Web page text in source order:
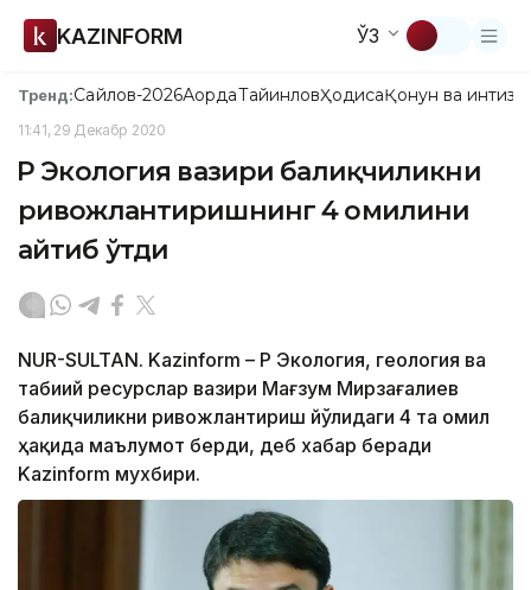
KAZINFORM ЎЗ
Тренд:Сайлов-2026АқордаТайинловҲодисаҚонун ва
11:41, 29 Декабр 2020
ҚР Экология вазири балиқчиликни
ривожлантиришнинг 4 омилини
айтиб ўтди
NUR-SULTAN. Kazinform – ҚР Экология, геология ва
табиий ресурслар вазири Мағзум Мирзағалиев
балиқчиликни ривожлантириш йўлидаги 4 та омил
ҳақида маълумот берди, деб хабар беради
Kazinform мухбири.